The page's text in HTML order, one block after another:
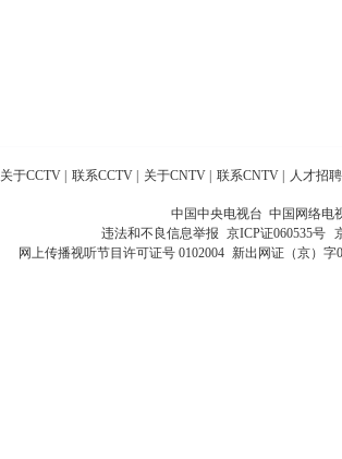
关于CCTV 联系CCTV 关于CNTV 联系CNTV 人才招聘
中国中央电视台 中国网络电
违法和不良信息举报 京ICP证060535号
网上传播视听节目许可证号 0102004 新出网证（京）